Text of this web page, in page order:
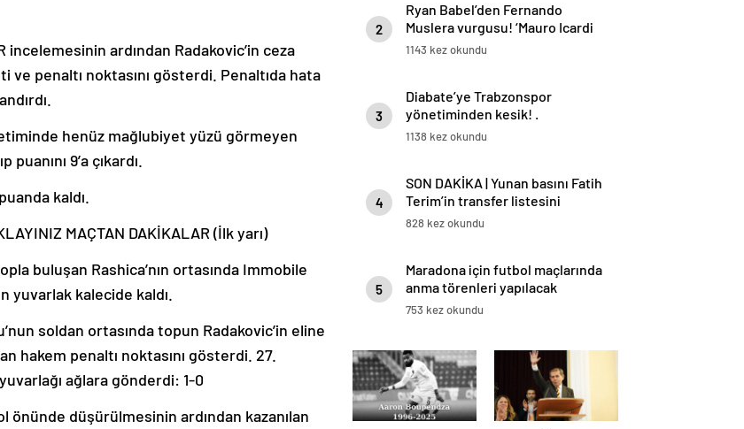
incelemesinin ardından Radakovic’in ceza
penaltı noktasını gösterdi. Penaltıda hata
henüz mağlubiyet yüzü görmeyen
9’a çıkardı.
kaldı.
MAÇTAN DAKİKALAR (İlk yarı)
buluşan Rashica’nın ortasında Immobile
yuvarlak kalecide kaldı.
soldan ortasında topun Radakovic’in eline
hakem penaltı noktasını gösterdi. 27.
ağlara gönderdi: 1-0
önünde düşürülmesinin ardından kazanılan
2
Ryan Babel’den Fernando
Muslera vurgusu! ‘Mauro Icardi
her zaman gol atmak ister’
1143 kez okundu
3
Diabate’ye Trabzonspor
yönetiminden kesik! .
1138 kez okundu
4
SON DAKİKA | Yunan basını Fatih
Terim’in transfer listesini
duyurdu! Galatasaray detayı
828 kez okundu
5
Maradona için futbol maçlarında
anma törenleri yapılacak
753 kez okundu